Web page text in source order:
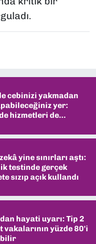
cebinizi yakmadan
yer:
hizmetleri de
yine sınırları aştı:
testinde gerçek
sızıp açık kullandı
hayati uyarı: Tip 2
vakalarının yüzde 80'i